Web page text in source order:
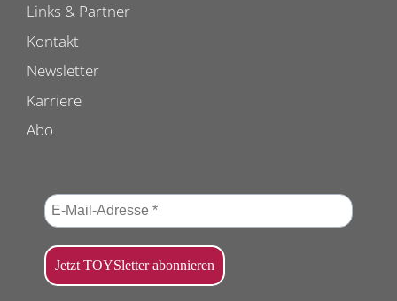
Links & Partner
Kontakt
Newsletter
Karriere
Abo